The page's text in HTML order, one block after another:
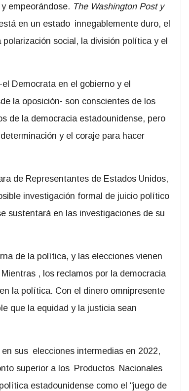
empeorándose. The Washington Post y
en un estado innegablemente duro, el
social, la división política y el
Democrata en el gobierno y el
la oposición- son conscientes de los
de la democracia estadounidense, pero
y el coraje para hacer
de Representantes de Estados Unidos,
investigación formal de juicio político
sustentará en las investigaciones de su
de la política, y las elecciones vienen
, los reclamos por la democracia
la política. Con el dinero omnipresente
que la equidad y la justicia sean
sus elecciones intermedias en 2022,
superior a los Productos Nacionales
estadounidense como el “juego de